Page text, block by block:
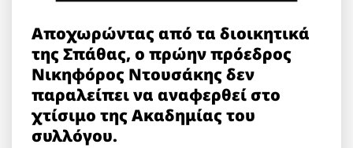
Αποχωρώντας από τα διοικητικά
της Σπάθας, ο πρώην πρόεδρος
Νικηφόρος Ντουσάκης δεν
παραλείπει να αναφερθεί στο
χτίσιμο της Ακαδημίας του
συλλόγου.